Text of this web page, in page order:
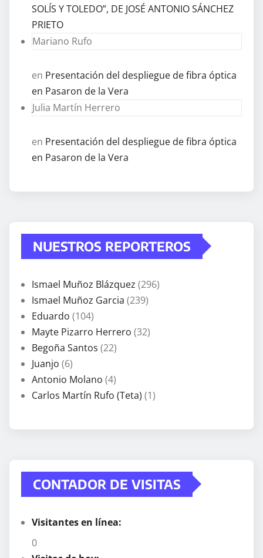
SOLÍS Y TOLEDO”, DE JOSÉ ANTONIO SÁNCHEZ
PRIETO
Mariano Rufo
en Presentación del despliegue de fibra óptica
en Pasaron de la Vera
Julia Martín Herrero
en Presentación del despliegue de fibra óptica
en Pasaron de la Vera
NUESTROS REPORTEROS
Ismael Muñoz Blázquez (296)
Ismael Muñoz Garcia (239)
Eduardo (104)
Mayte Pizarro Herrero (32)
Begoña Santos (22)
Juanjo (6)
Antonio Molano (4)
Carlos Martín Rufo (Teta) (1)
CONTADOR DE VISITAS
Visitantes en línea:
0